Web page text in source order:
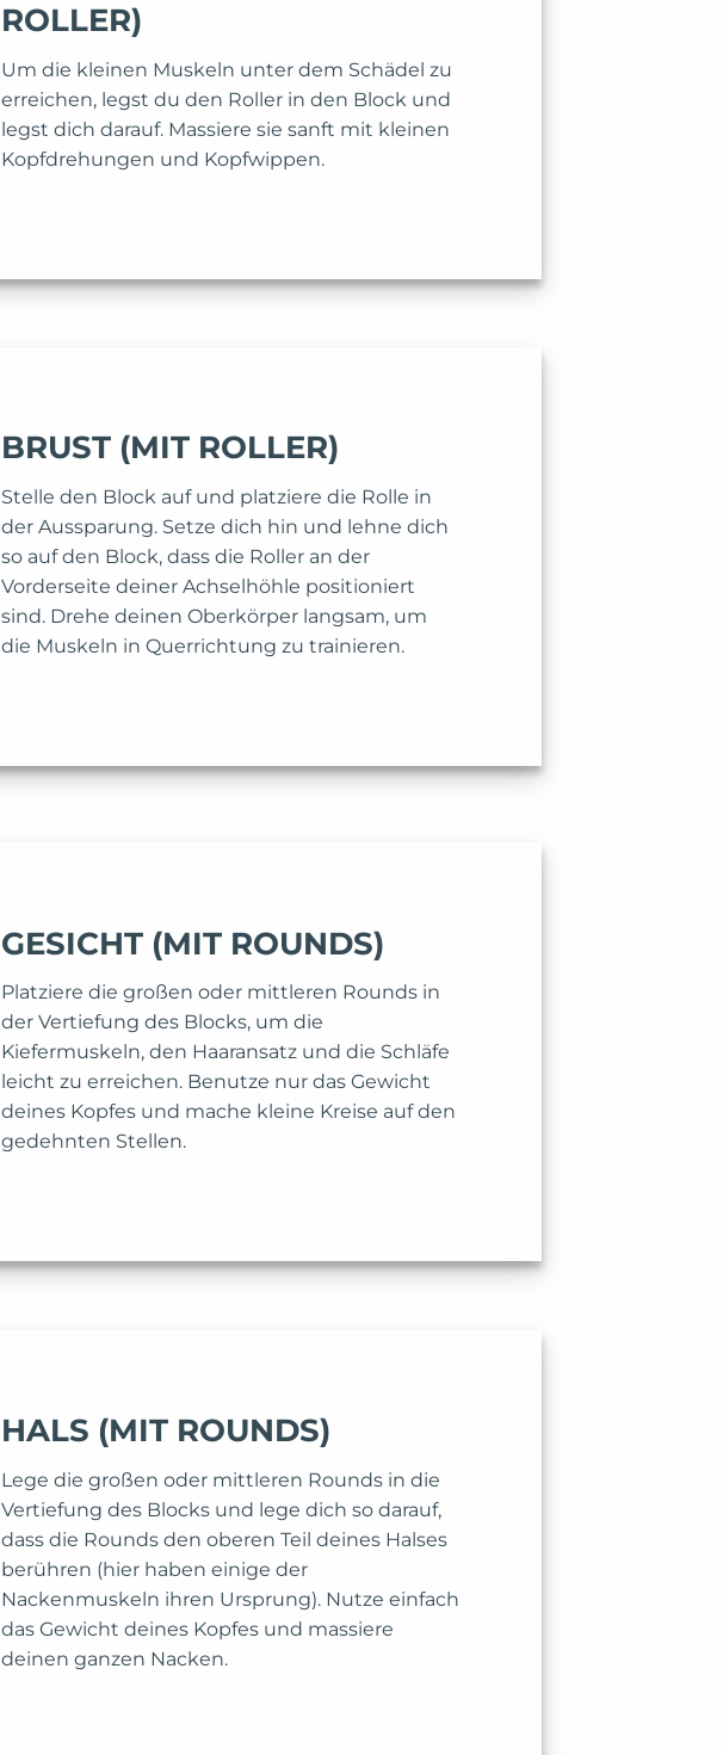
ROLLER)
Um die kleinen Muskeln unter dem Schädel zu
erreichen, legst du den Roller in den Block und
legst dich darauf. Massiere sie sanft mit kleinen
Kopfdrehungen und Kopfwippen.
BRUST (MIT ROLLER)
Stelle den Block auf und platziere die Rolle in
der Aussparung. Setze dich hin und lehne dich
so auf den Block, dass die Roller an der
Vorderseite deiner Achselhöhle positioniert
sind. Drehe deinen Oberkörper langsam, um
die Muskeln in Querrichtung zu trainieren.
GESICHT (MIT ROUNDS)
Platziere die großen oder mittleren Rounds in
der Vertiefung des Blocks, um die
Kiefermuskeln, den Haaransatz und die Schläfe
leicht zu erreichen. Benutze nur das Gewicht
deines Kopfes und mache kleine Kreise auf den
gedehnten Stellen.
HALS (MIT ROUNDS)
Lege die großen oder mittleren Rounds in die
Vertiefung des Blocks und lege dich so darauf,
dass die Rounds den oberen Teil deines Halses
berühren (hier haben einige der
Nackenmuskeln ihren Ursprung). Nutze einfach
das Gewicht deines Kopfes und massiere
deinen ganzen Nacken.